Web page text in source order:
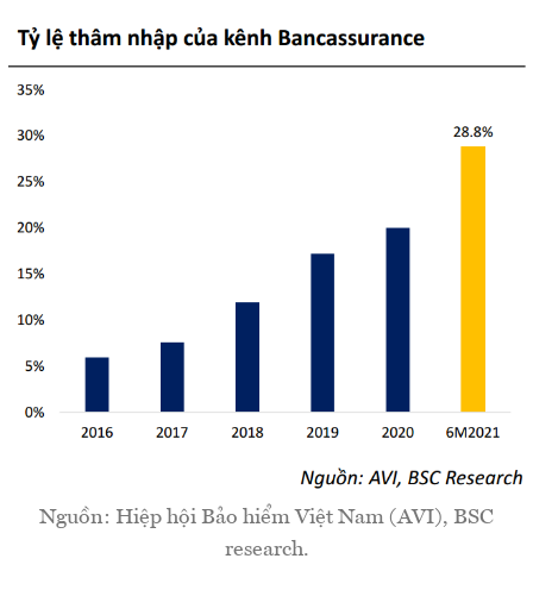
Nguồn: Hiệp hội Bảo hiểm Việt Nam (AVI), BSC
research.